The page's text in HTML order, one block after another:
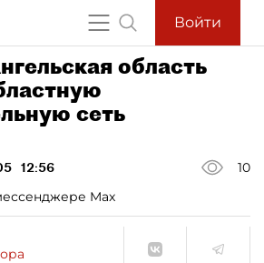
Войти
область
сеть
12:56
10
Max